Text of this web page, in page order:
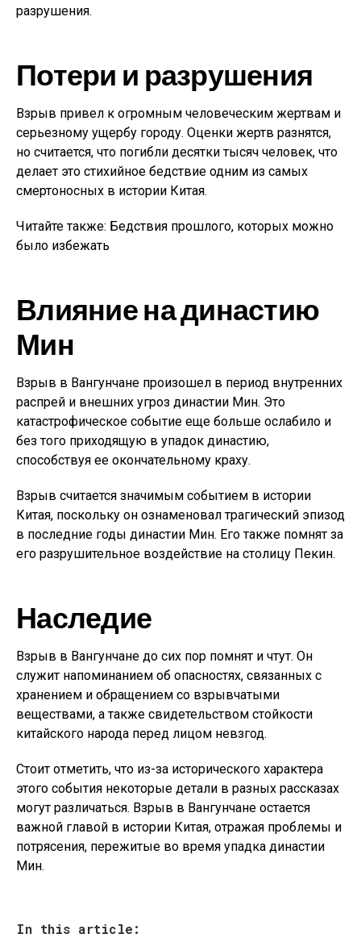
разрушения.
Потери и разрушения
Взрыв привел к огромным человеческим жертвам и
серьезному ущербу городу. Оценки жертв разнятся,
но считается, что погибли десятки тысяч человек, что
делает это стихийное бедствие одним из самых
смертоносных в истории Китая.
Читайте также: Бедствия прошлого, которых можно
было избежать
Влияние на династию
Мин
Взрыв в Вангунчане произошел в период внутренних
распрей и внешних угроз династии Мин. Это
катастрофическое событие еще больше ослабило и
без того приходящую в упадок династию,
способствуя ее окончательному краху.
Взрыв считается значимым событием в истории
Китая, поскольку он ознаменовал трагический эпизод
в последние годы династии Мин. Его также помнят за
его разрушительное воздействие на столицу Пекин.
Наследие
Взрыв в Вангунчане до сих пор помнят и чтут. Он
служит напоминанием об опасностях, связанных с
хранением и обращением со взрывчатыми
веществами, а также свидетельством стойкости
китайского народа перед лицом невзгод.
Стоит отметить, что из-за исторического характера
этого события некоторые детали в разных рассказах
могут различаться. Взрыв в Вангунчане остается
важной главой в истории Китая, отражая проблемы и
потрясения, пережитые во время упадка династии
Мин.
In this article: